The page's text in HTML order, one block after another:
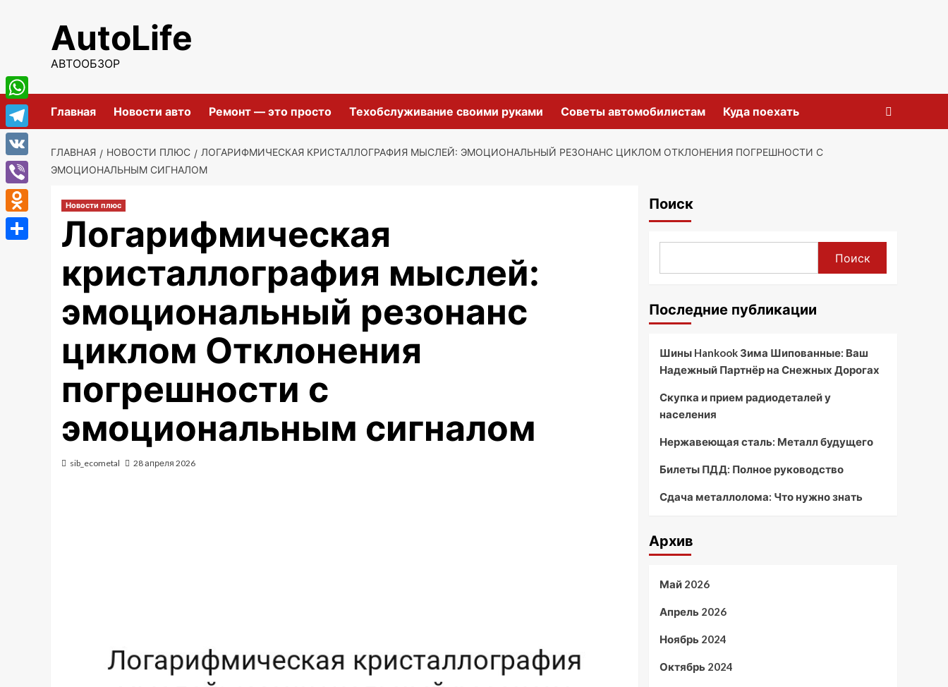
содержимомуAutoLife
АВТООБЗОР
Главная Новости авто Ремонт — это просто Техобслуживание своими руками Советы автомобилистам Куда поехать
ГЛАВНАЯ НОВОСТИ ПЛЮС
ЛОГАРИФМИЧЕСКАЯ КРИСТАЛЛОГРАФИЯ МЫСЛЕЙ: ЭМОЦИОНАЛЬНЫЙ РЕЗОНАНС ЦИКЛОМ ОТКЛОНЕНИЯ ПОГРЕШНОСТИ С
ЭМОЦИОНАЛЬНЫМ СИГНАЛОМ
Новости плюс
Логарифмическая
кристаллография мыслей:
эмоциональный резонанс
циклом Отклонения
погрешности с
эмоциональным сигналом
sib_ecometal 28 апреля 2026
Поиск
Поиск
Последние публикации
Шины Hankook Зима Шипованные: Ваш
Надежный Партнёр на Снежных Дорогах
Скупка и прием радиодеталей у
населения
Нержавеющая сталь: Металл будущего
Билеты ПДД: Полное руководство
Сдача металлолома: Что нужно знать
Архив
Май 2026
Апрель 2026
Ноябрь 2024
Октябрь 2024
WhatsApp
Telegram
VK
Viber
Odnoklassniki
Отправить